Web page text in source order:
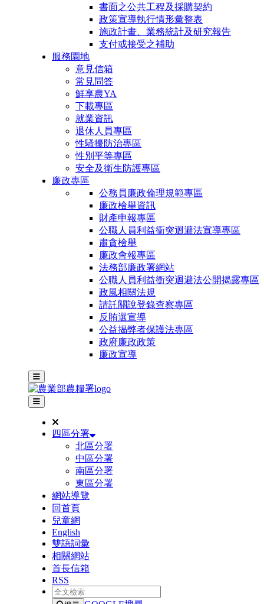
書面之公共工程及採購契約
政策宣導執行情形彙整表
施政計畫、業務統計及研究報告
支付或接受之補助
服務園地
意見信箱
常見問答
鮮享農YA
下載專區
就業資訊
退休人員專區
性騷擾防治專區
性別平等專區
安全及衛生防護專區
廉政專區
公務員廉政倫理規範專區
廉政檢舉資訊
財產申報專區
公職人員利益衝突迴避法宣導專區
肅貪檢舉
廉政會報專區
法務部廉政署網站
公職人員利益衝突迴避法公開揭露專區
政風相關法規
請託關說登錄查察專區
反賄選宣導
公益揭弊者保護法專區
政府廉政政策
廉政宣導
主選單
其他網站選單
四區分署
北區分署
中區分署
南區分署
東區分署
網站導覽
回首頁
兒童網
English
雙語詞彙
相關網站
首長信箱
RSS
全文檢索